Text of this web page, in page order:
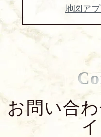
地図ア
お問い合